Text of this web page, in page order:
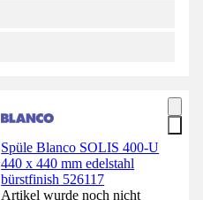
Spüle Blanco SOLIS 400-U
440 x 440 mm edelstahl
bürstfinish 526117
Artikel wurde noch nicht